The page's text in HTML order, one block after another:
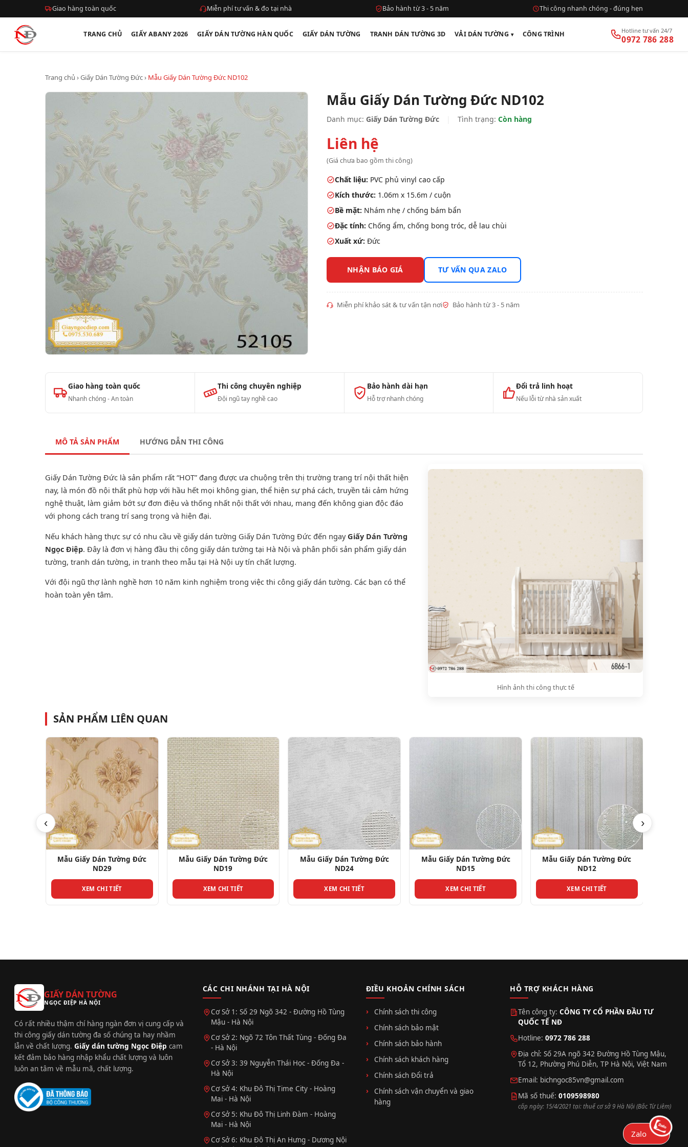
Giao hàng toàn quốc Miễn phí tư vấn & đo tại nhà Bảo hành từ 3 - 5 năm Thi công nhanh chóng - đúng hẹn
TRANG CHỦ GIẤY ABANY 2026 GIẤY DÁN TƯỜNG HÀN QUỐC GIẤY DÁN TƯỜNG TRANH DÁN TƯỜNG 3D VẢI DÁN TƯỜNG CÔNG TRÌNH Hotline tư vấn 24/7
0972 786 288
Trang chủ ›Giấy Dán Tường Đức› Mẫu Giấy Dán Tường Đức ND102
Mẫu Giấy Dán Tường Đức ND102
Danh mục: Giấy Dán Tường Đức Tình trạng: Còn hàng
Liên hệ
(Giá chưa bao gồm thi công)
Chất liệu: PVC phủ vinyl cao cấp
Kích thước: 1.06m x 15.6m / cuộn
Bề mặt: Nhám nhẹ / chống bám bẩn
Đặc tính: Chống ẩm, chống bong tróc, dễ lau chùi
Xuất xứ: Đức
NHẬN BÁO GIÁ TƯ VẤN QUA ZALO
Miễn phí khảo sát & tư vấn tận nơi Bảo hành từ 3 - 5 năm
Giao hàng toàn quốc
Nhanh chóng - An toàn
Thi công chuyên nghiệp
Đội ngũ tay nghề cao
Bảo hành dài hạn
Hỗ trợ nhanh chóng
Đổi trả linh hoạt
Nếu lỗi từ nhà sản xuất
MÔ TẢ SẢN PHẨM HƯỚNG DẪN THI CÔNG
Giấy Dán Tường Đức là sản phẩm rất “HOT” đang được ưa chuộng trên thị trường trang trí nội thất hiện
nay, là món đồ nội thất phù hợp với hầu hết mọi không gian, thể hiện sự phá cách, truyền tải cảm hứng
nghệ thuật, làm giảm bớt sự đơn điệu và thống nhất nội thất với nhau, mang đến không gian độc đáo
với phong cách trang trí sang trọng và hiện đại.
Nếu khách hàng thực sự có nhu cầu về giấy dán tường Giấy Dán Tường Đức đến ngayGiấy Dán Tường
Ngọc Điệp. Đây là đơn vị hàng đầu thị công giấy dán tường tại Hà Nội và phân phối sản phẩm giấy dán
tường, tranh dán tường, in tranh theo mẫu tại Hà Nội uy tín chất lượng.
Với đội ngũ thợ lành nghề hơn 10 năm kinh nghiệm trong việc thi công giấy dán tường. Các bạn có thể
hoàn toàn yên tâm.
Hình ảnh thi công thực tế
SẢN PHẨM LIÊN QUAN
‹
Mẫu Giấy Dán Tường Đức
Mẫu Giấy Dán Tường Đức
Mẫu Giấy Dán Tường Đức
Mẫu Giấy Dán Tường Đức
Mẫu Giấy Dán Tường Đức
Mẫu Giấy Dán
›
GIẤY DÁN TƯỜNG
NGỌC ĐIỆP HÀ NỘI
Có rất nhiều thậm chí hàng ngàn đơn vị cung cấp và
thi công giấy dán tường đa số chúng ta hay nhầm
lẫn về chất lượng. Giấy dán tường Ngọc Điệp cam
kết đảm bảo hàng nhập khẩu chất lượng và luôn
luôn an tâm về mẫu mã, chất lượng.
CÁC CHI NHÁNH TẠI HÀ NỘI
Cơ Sở 1: Số 29 Ngõ 342 - Đường Hồ Tùng
Mậu - Hà Nội
Cơ Sở 2: Ngõ 72 Tôn Thất Tùng - Đống Đa
- Hà Nội
Cơ Sở 3: 39 Nguyễn Thái Học - Đống Đa -
Hà Nội
Cơ Sở 4: Khu Đô Thị Time City - Hoàng
Mai - Hà Nội
Cơ Sở 5: Khu Đô Thị Linh Đàm - Hoàng
Mai - Hà Nội
Cơ Sở 6: Khu Đô Thị An Hưng - Dương Nội
ĐIỀU KHOẢN CHÍNH SÁCH
Chính sách thi công
Chính sách bảo mật
Chính sách bảo hành
Chính sách khách hàng
Chính sách Đổi trả
Chính sách vận chuyển và giao
hàng
HỖ TRỢ KHÁCH HÀNG
Tên công ty:CÔNG TY CỔ PHẦN ĐẦU TƯ
QUỐC TẾ NĐ
Hotline:0972 786 288
Địa chỉ: Số 29A ngõ 342 Đường Hồ Tùng Mậu,
Tổ 12, Phường Phú Diễn, TP Hà Nội, Việt Nam
Email: bichngoc85vn@gmail.com
Mã số thuế:0109598980
cấp ngày: 15/4/2021 tại: thuế cơ sở 9 Hà Nội (Bắc Từ Liêm)
Zalo